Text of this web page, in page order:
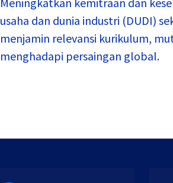
usaha dan dunia industri (DUDI)
menjamin relevansi kurikulum,
menghadapi persaingan global.